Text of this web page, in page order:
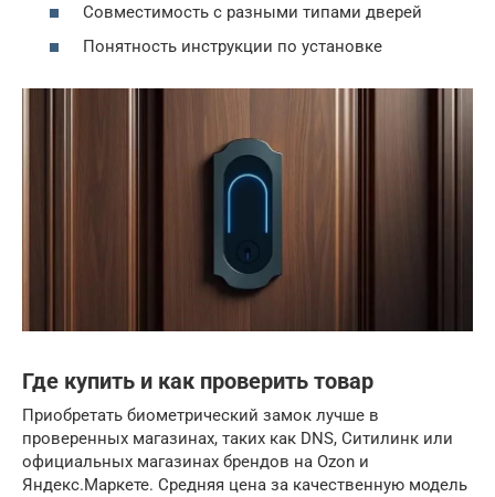
Совместимость с разными типами дверей
Понятность инструкции по установке
Где купить и как проверить товар
Приобретать биометрический замок лучше в
проверенных магазинах, таких как DNS, Ситилинк или
официальных магазинах брендов на Ozon и
Яндекс.Маркете. Средняя цена за качественную модель